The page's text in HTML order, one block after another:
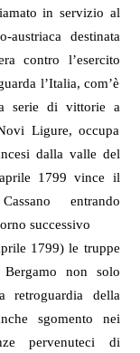
in servizio al
austriaca destinata
contro l’esercito
l’Italia, com’è
serie di vittorie a
Ligure, occupa
dalla valle del
1799 vince il
entrando
successivo
1799) le truppe
Bergamo non solo
retroguardia della
sgomento nei
pervenuteci di